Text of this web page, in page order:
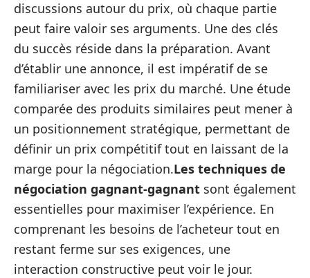
discussions autour du prix, où chaque partie
peut faire valoir ses arguments. Une des clés
du succès réside dans la préparation. Avant
d’établir une annonce, il est impératif de se
familiariser avec les prix du marché. Une étude
comparée des produits similaires peut mener à
un positionnement stratégique, permettant de
définir un prix compétitif tout en laissant de la
marge pour la négociation.Les techniques de
négociation gagnant-gagnant sont également
essentielles pour maximiser l’expérience. En
comprenant les besoins de l’acheteur tout en
restant ferme sur ses exigences, une
interaction constructive peut voir le jour.